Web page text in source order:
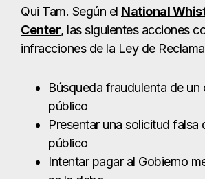
Qui Tam. Según el National
Center, las siguientes acciones
infracciones de la Ley de
Búsqueda fraudulenta de un
público
Presentar una solicitud falsa
público
Intentar pagar al Gobierno